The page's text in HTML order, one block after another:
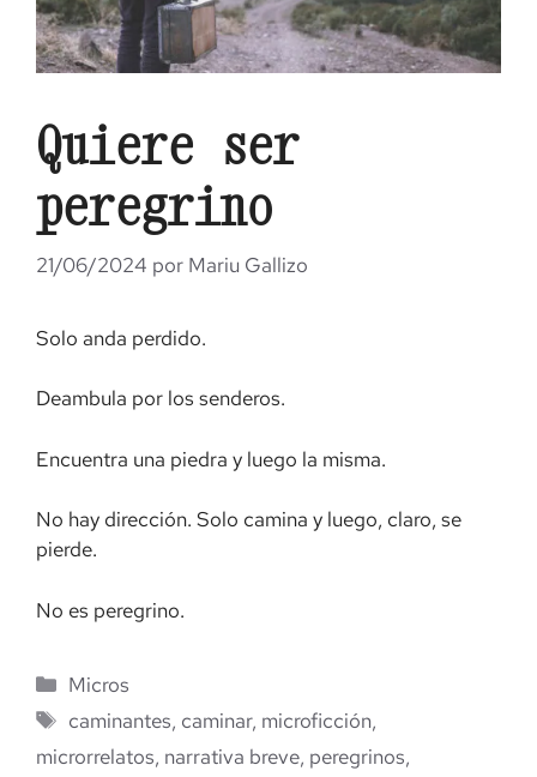
Quiere ser
peregrino
21/06/2024 por Mariu Gallizo
Solo anda perdido.
Deambula por los senderos.
Encuentra una piedra y luego la misma.
No hay dirección. Solo camina y luego, claro, se
pierde.
No es peregrino.
Categorías
Micros
Etiquetas
caminantes, caminar, microficción,
microrrelatos, narrativa breve, peregrinos,